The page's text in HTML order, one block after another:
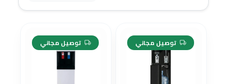
-28%
توصيل مجاني -17%
توصيل مجاني